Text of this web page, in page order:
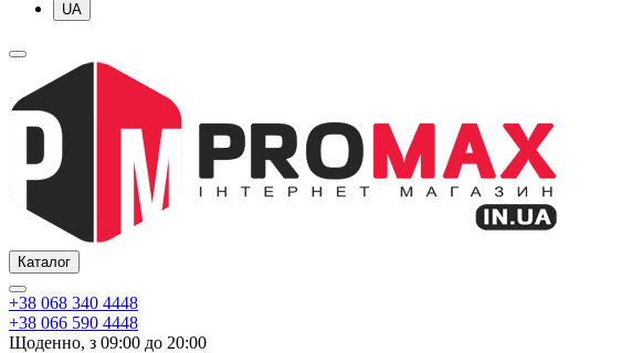
UA
Каталог
+38 068 340 4448
+38 066 590 4448
Щоденно, з 09:00 до 20:00